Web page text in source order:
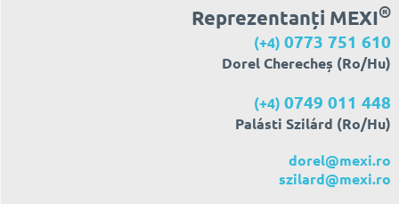
Reprezentanți MEXI®
(+4) 0773 751 610
Dorel Cherecheș (Ro/Hu)
(+4) 0749 011 448
Palásti Szilárd (Ro/Hu)
dorel@mexi.ro
szilard@mexi.ro